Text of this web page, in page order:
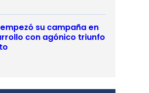
su campaña en
con agónico triunfo